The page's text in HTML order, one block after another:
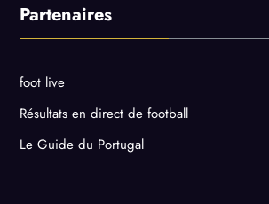
Partenaires
foot live
Résultats en direct de football
Le Guide du Portugal